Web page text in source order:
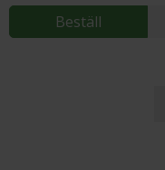
Beställ